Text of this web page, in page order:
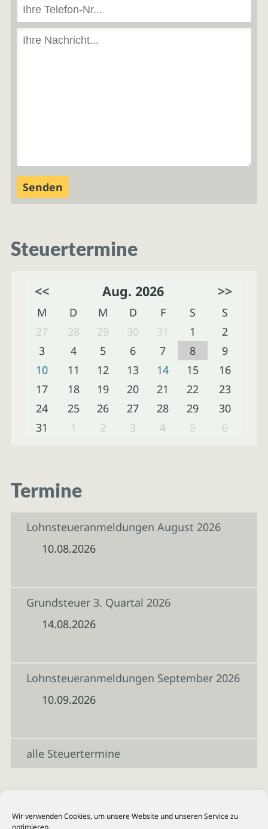
Wir verwenden Cookies, um unsere Website und unseren Service zu
optimieren.
Steuertermine
<< Aug. 2026 >>
M D M D F S
S
27
28 29 30 31 1
2
3
4 5 6 7 8
9
10
11 12 13 14 15
16
17
18 19 20 21 22
23
24
25 26 27 28 29
30
31
1 2 3 4 5 6
Termine
Lohnsteueranmeldungen August 2026
10.08.2026
Grundsteuer 3. Quartal 2026
14.08.2026
Lohnsteueranmeldungen September 2026
10.09.2026
alle Steuertermine